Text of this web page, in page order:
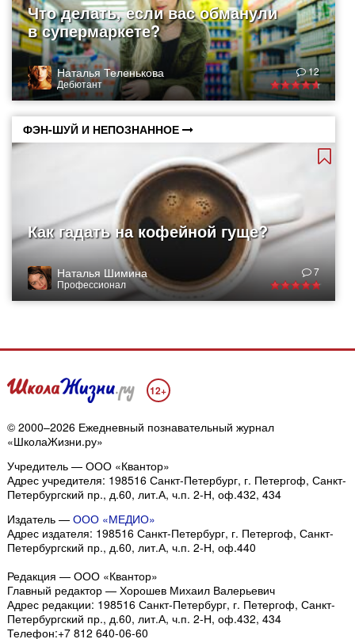
Что делать, если вас обманули
в супермаркете?
Наталья Теленькова
Дебютант
12
ФЭН-ШУЙ И НЕПОЗНАННОЕ
Как гадать на кофейной гуще?
Наталья Шимина
Профессионал
7
12+
© 2000–2026 Ежедневный познавательный журнал
«ШколаЖизни.ру»
Учредитель — ООО «Квантор»
Адрес учредителя: 198516 Санкт-Петербург, г. Петергоф, Санкт-
Петербургский пр., д.60, лит.А, ч.п. 2-Н, оф.432, 434
Издатель — ООО «МЕДИО»
Адрес издателя: 198516 Санкт-Петербург, г. Петергоф, Санкт-
Петербургский пр., д.60, лит.А, ч.п. 2-Н, оф.440
Редакция — ООО «Квантор»
Главный редактор — Хорошев Михаил Валерьевич
Адрес редакции: 198516 Санкт-Петербург, г. Петергоф, Санкт-
Петербургский пр., д.60, лит.А, ч.п. 2-Н, оф.432, 434
Телефон:+7 812 640-06-60